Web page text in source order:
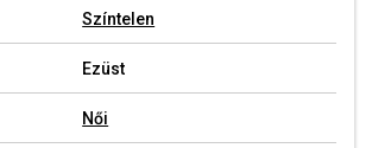
Színtelen
Ezüst
Női